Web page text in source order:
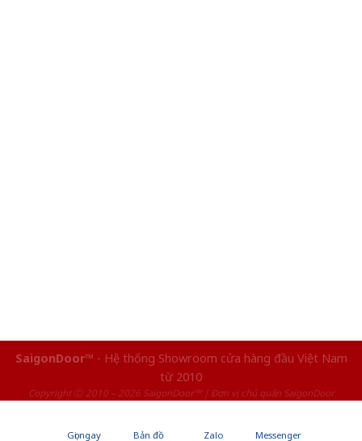
SaigonDoor™ - Hệ thống Showroom cửa hàng đầu Việt Nam
từ 2010
Copyright ⓒ 2010 – 2026 SaigonDoor™ | Đơn vị chủ quản SaigonDoor
Gọi ngay Bản đồ Zalo Messenger